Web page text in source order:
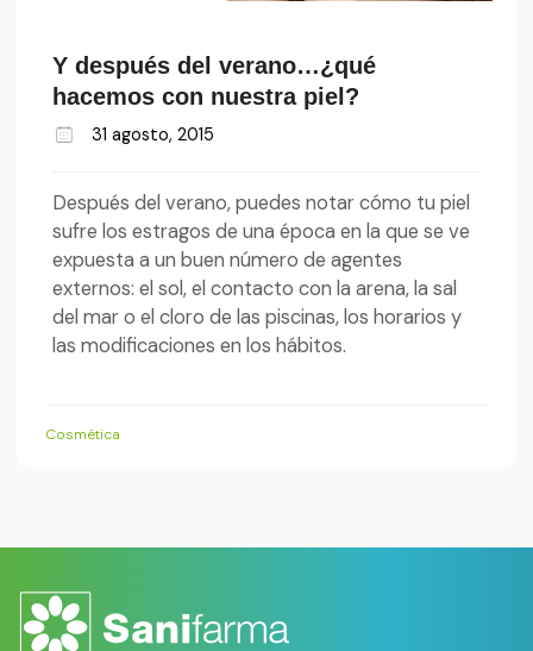
Y después del verano…¿qué
hacemos con nuestra piel?
31 agosto, 2015
Después del verano, puedes notar cómo tu piel
sufre los estragos de una época en la que se ve
expuesta a un buen número de agentes
externos: el sol, el contacto con la arena, la sal
del mar o el cloro de las piscinas, los horarios y
las modificaciones en los hábitos.
Cosmética